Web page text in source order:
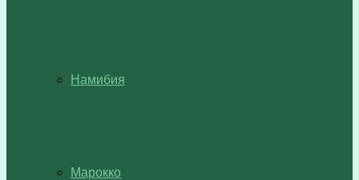
Намибия
Марокко